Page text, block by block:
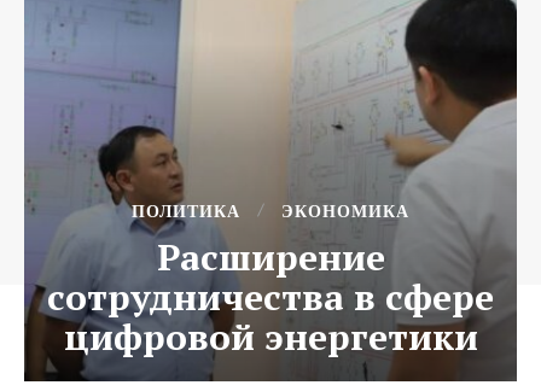
ПОЛИТИКА ЭКОНОМИКА
Расширение
сотрудничества в сфере
цифровой энергетики